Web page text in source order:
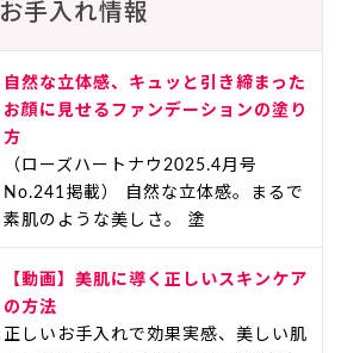
お手入れ情報
自然な立体感、キュッと引き締まった
お顔に見せるファンデーションの塗り
方
（ローズハートナウ2025.4月号
No.241掲載） 自然な立体感。まるで
素肌のような美しさ。 塗
【動画】美肌に導く正しいスキンケア
の方法
正しいお手入れで効果実感、美しい肌